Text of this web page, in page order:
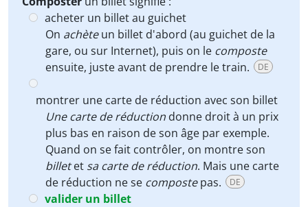
acheter un billet au guichet
On achèteun billet d'abord (au guichet de la
gare, ou sur Internet), puis on le composte
ensuite, juste avant de prendre le train.
DE
montrer une carte de réduction avec son billet
Une carte de réduction donne droit à un prix
plus bas en raison de son âge par exemple.
Quand on se fait contrôler, on montre son
billetet sa carte de réduction. Mais une carte
de réduction ne se compostepas. DE
valider un billet